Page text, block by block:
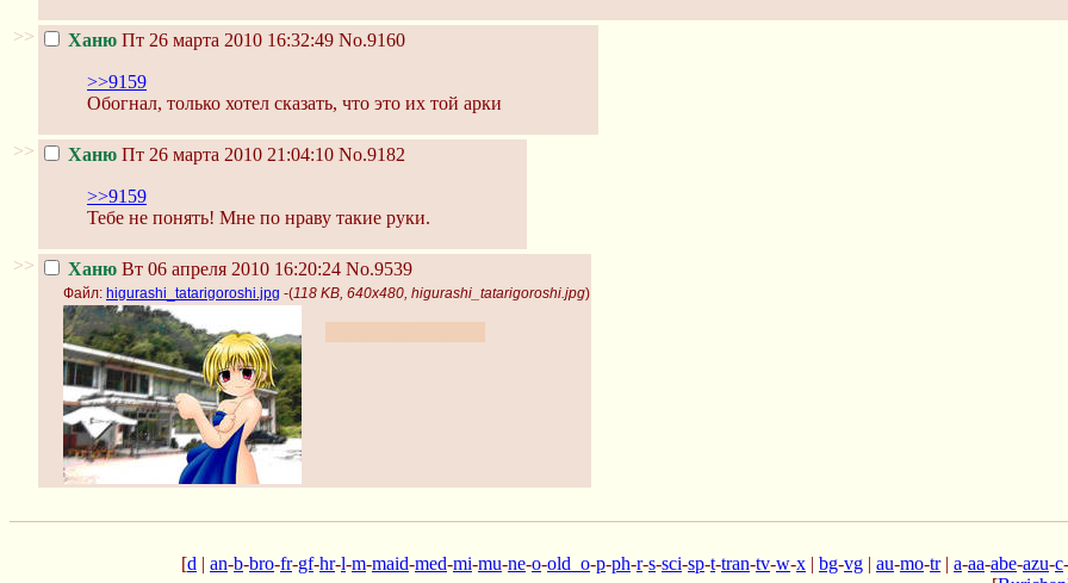
>> Ханю Пт 26 марта 2010 16:32:49 No.9160
>>9159
Обогнал, только хотел сказать, что это их той арки
>> Ханю Пт 26 марта 2010 21:04:10 No.9182
>>9159
Тебе не понять! Мне по нраву такие руки.
>> Ханю Вт 06 апреля 2010 16:20:24 No.9539
Файл: higurashi_tatarigoroshi.jpg -(118 KB, 640x480, higurashi_tatarigoroshi.jpg)
[d | an-b-bro-fr-gf-hr-l-m-maid-med-mi-mu-ne-o-old_o-p-ph-r-s-sci-sp-t-tran-tv-w-x | bg-vg | au-mo-tr| a-aa-abe-azu-c-